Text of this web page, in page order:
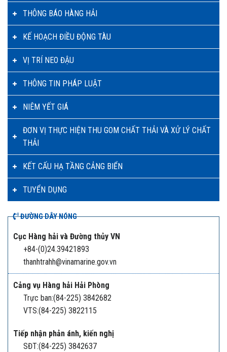
THÔNG BÁO HÀNG HẢI
KẾ HOẠCH ĐIỀU ĐỘNG TÀU
VỊ TRÍ NEO ĐẬU
THÔNG TIN PHÁP LUẬT
NIÊM YẾT GIÁ
ĐƠN VỊ THỰC HIỆN THU GOM CHẤT THẢI VÀ XỬ LÝ CHẤT
THẢI
KẾT CẤU HẠ TẦNG CẢNG BIỂN
TUYỂN DỤNG
ĐƯỜNG DÂY NÓNG
Cục Hàng hải và Đường thủy VN
+84-(0)24.39421893
thanhtrahh@vinamarine.gov.vn
Cảng vụ Hàng hải Hải Phòng
Trực ban:(84-225) 3842682
VTS:(84-225) 3822115
Tiếp nhận phản ánh, kiến nghị
SĐT:(84-225) 3842637